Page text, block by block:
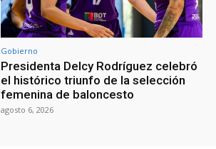
Gobierno
Presidenta Delcy Rodríguez celebró
el histórico triunfo de la selección
femenina de baloncesto
agosto 6, 2026